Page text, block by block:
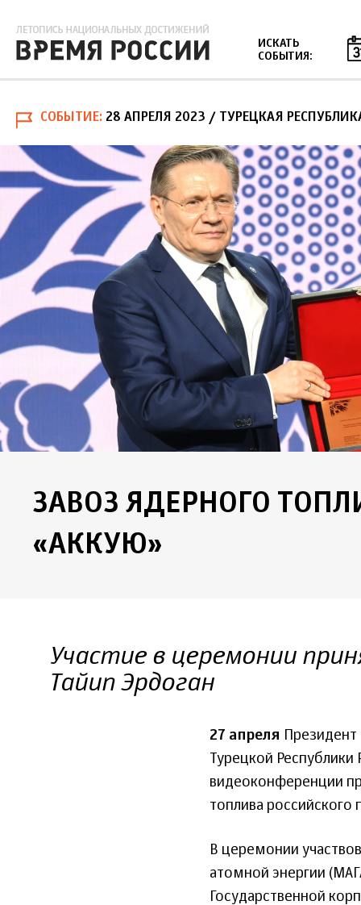
ИСКАТЬ
СОБЫТИЯ:
СОБЫТИЕ 28 АПРЕЛЯ 2023 / ТУРЕЦКАЯ
ЗАВОЗ ЯДЕРНОГО
«АККУЮ»
Участие в церемонии
Тайип Эрдоган
27 апреля
Турецкой
видеоконференции
топлива российского
В церемонии
атомной энергии
Государственной